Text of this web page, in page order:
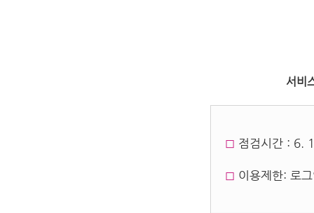
서비
◻︎ 점검시간 : 6.
◻︎ 이용제한: 로